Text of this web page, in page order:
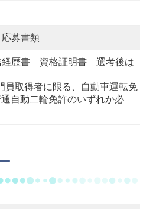
応募書類
経歴書 資格証明書 選考後は
取得者に限る、自動車運転免
自動二輪免許のいずれか必